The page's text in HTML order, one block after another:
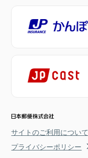
サイトのご利用について
プライバシーポリシー